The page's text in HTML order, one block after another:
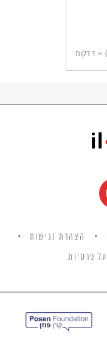
< 1 דקות
הצהרת נגישות
פרטיות